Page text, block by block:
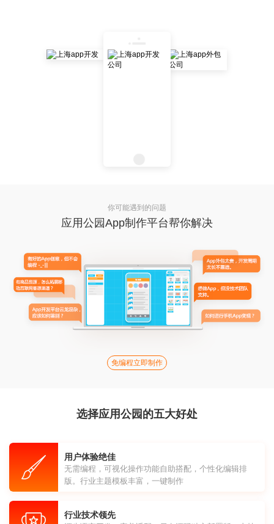
你可能遇到的问题
应用公园App制作平台帮你解决
免编程立即制作
选择应用公园的五大好处
用户体验绝佳
无需编程，可视化操作功能自助搭配，个性化编辑排
版。行业主题模板丰富，一键制作
行业技术领先